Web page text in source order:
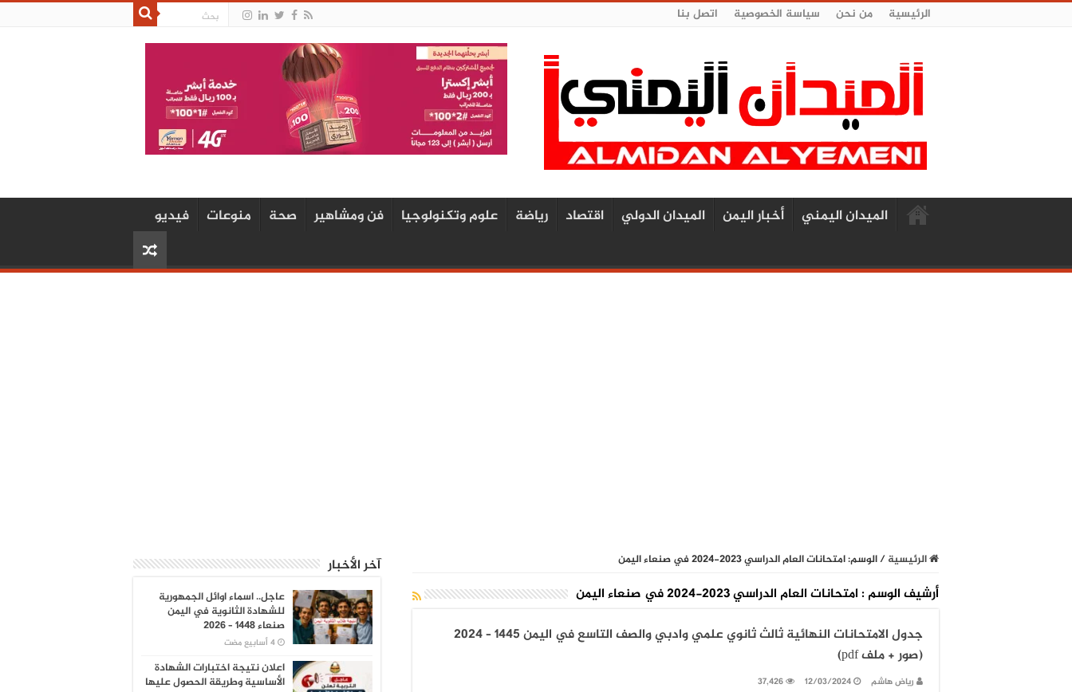
الرئيسية من نحن سياسة الخصوصية اتصل بنا
الميدان اليمني أخبار اليمن الميدان الدولي اقتصاد رياضة علوم وتكنولوجيا فن ومشاهير صحة منوعات فيديو
الرئيسية/الوسم:امتحانات العام الدراسي 2023-2024 في صنعاء اليمن
أرشيف الوسم : امتحانات العام الدراسي 2023-2024 في صنعاء اليمن
جدول الامتحانات النهائية ثالث ثانوي علمي وادبي والصف التاسع في اليمن 1445 – 2024
(صور + ملف pdf)
رياض هاشم 12/03/2024
37,426
آخر الأخبار
عاجل.. اسماء اوائل الجمهورية
للشهادة الثانوية في اليمن
صنعاء 1448 – 2026
اعلان نتيجة اختبارات الشهادة
الأساسية وطريقة الحصول عليها